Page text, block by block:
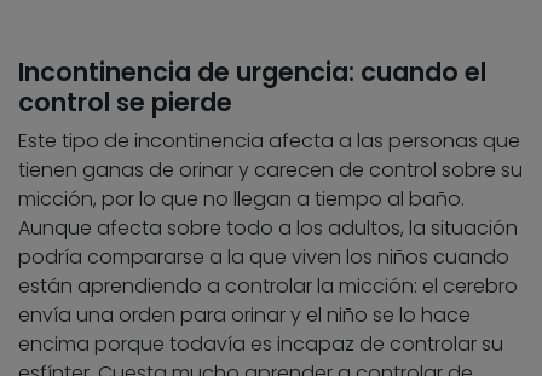
Incontinencia de urgencia: cuando el
control se pierde
Este tipo de incontinencia afecta a las personas que
tienen ganas de orinar y carecen de control sobre su
micción, por lo que no llegan a tiempo al baño.
Aunque afecta sobre todo a los adultos, la situación
podría compararse a la que viven los niños cuando
están aprendiendo a controlar la micción: el cerebro
envía una orden para orinar y el niño se lo hace
encima porque todavía es incapaz de controlar su